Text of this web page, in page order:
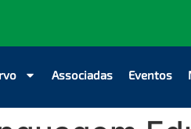
Associadas Eventos